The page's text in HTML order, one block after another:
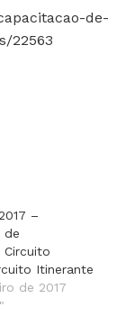
de-
22563
–
de
Circuito
Itinerante
de 2017